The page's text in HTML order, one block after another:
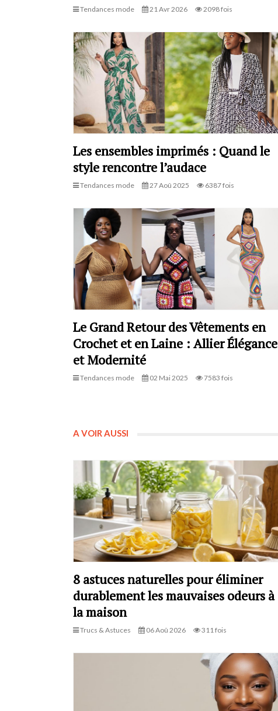
Tendances mode 21 Avr 2026 2098 fois
Les ensembles imprimés : Quand le
style rencontre l’audace
Tendances mode 27 Aoû 2025 6387 fois
Le Grand Retour des Vêtements en
Crochet et en Laine : Allier Élégance
et Modernité
Tendances mode 02 Mai 2025 7583 fois
A VOIR AUSSI
8 astuces naturelles pour éliminer
durablement les mauvaises odeurs à
la maison
Trucs & Astuces 06 Aoû 2026 311 fois